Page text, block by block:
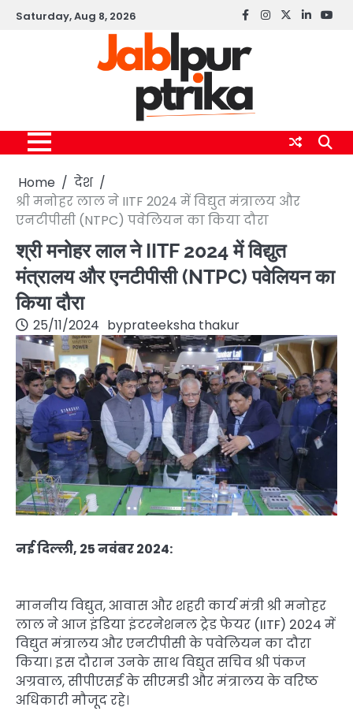
SkipSaturday, Aug 8, 2026 Facebook
instagram
twitterlinkedin
Home
देश
श्री मनोहर लाल ने IITF 2024 में विद्युत मंत्रालय और
एनटीपीसी (NTPC) पवेलियन का किया दौरा
श्री मनोहर लाल ने IITF 2024 में विद्युत
मंत्रालय और एनटीपीसी (NTPC) पवेलियन का
किया दौरा
25/11/2024 byprateeksha thakur
नई दिल्ली, 25 नवंबर 2024:
माननीय विद्युत, आवास और शहरी कार्य मंत्री श्री मनोहर
लाल ने आज इंडिया इंटरनेशनल ट्रेड फेयर (IITF) 2024 में
विद्युत मंत्रालय और एनटीपीसी के पवेलियन का दौरा
किया। इस दौरान उनके साथ विद्युत सचिव श्री पंकज
अग्रवाल, सीपीएसई के सीएमडी और मंत्रालय के वरिष्ठ
अधिकारी मौजूद रहे।